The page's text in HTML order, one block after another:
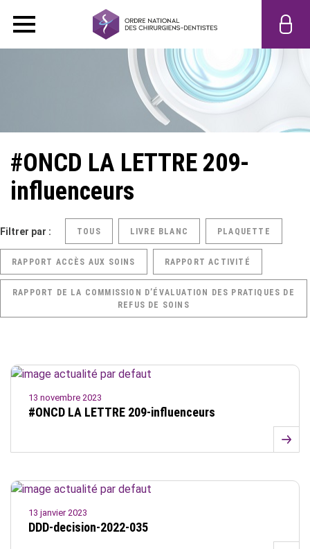
#ONCD LA LETTRE 209-
influenceurs
Filtrer par : TOUS LIVRE BLANC PLAQUETTE
RAPPORT ACCÈS AUX SOINS RAPPORT ACTIVITÉ
RAPPORT DE LA COMMISSION D’ÉVALUATION DES PRATIQUES DE
REFUS DE SOINS
13 novembre 2023
#ONCD LA LETTRE 209-influenceurs
13 janvier 2023
DDD-decision-2022-035